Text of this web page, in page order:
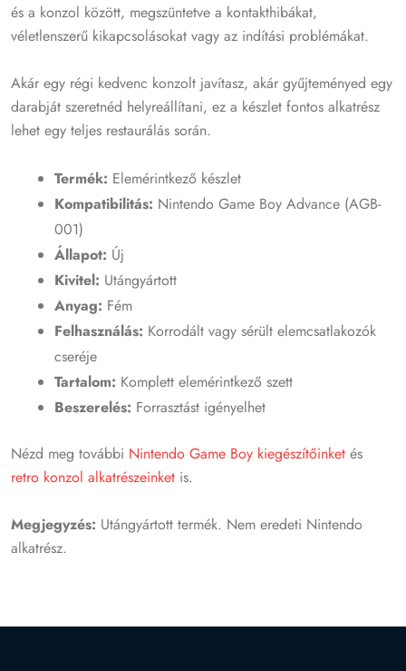
és a konzol között, megszüntetve a kontakthibákat,
véletlenszerű kikapcsolásokat vagy az indítási problémákat.
Akár egy régi kedvenc konzolt javítasz, akár gyűjteményed egy
darabját szeretnéd helyreállítani, ez a készlet fontos alkatrész
lehet egy teljes restaurálás során.
Termék: Elemérintkező készlet
Kompatibilitás: Nintendo Game Boy Advance (AGB-
001)
Állapot: Új
Kivitel: Utángyártott
Anyag: Fém
Felhasználás: Korrodált vagy sérült elemcsatlakozók
cseréje
Tartalom: Komplett elemérintkező szett
Beszerelés: Forrasztást igényelhet
Nézd meg további Nintendo Game Boy kiegészítőinket és
retro konzol alkatrészeinket is.
Megjegyzés: Utángyártott termék. Nem eredeti Nintendo
alkatrész.